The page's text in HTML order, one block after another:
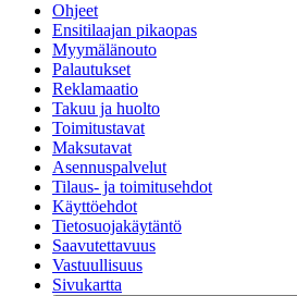
Ohjeet
Ensitilaajan pikaopas
Myymälänouto
Palautukset
Reklamaatio
Takuu ja huolto
Toimitustavat
Maksutavat
Asennuspalvelut
Tilaus- ja toimitusehdot
Käyttöehdot
Tietosuojakäytäntö
Saavutettavuus
Vastuullisuus
Sivukartta